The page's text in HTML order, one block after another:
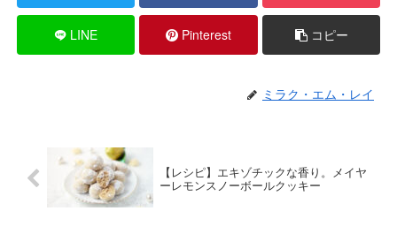
LINE Pinterest コピー
ミラク・エム・レイ
【レシピ】エキゾチックな香り。メイヤ
ーレモンスノーボールクッキー